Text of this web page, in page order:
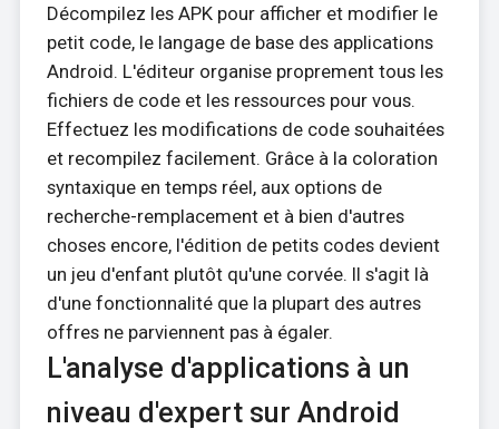
Décompilez les APK pour afficher et modifier le
petit code, le langage de base des applications
Android. L'éditeur organise proprement tous les
fichiers de code et les ressources pour vous.
Effectuez les modifications de code souhaitées
et recompilez facilement. Grâce à la coloration
syntaxique en temps réel, aux options de
recherche-remplacement et à bien d'autres
choses encore, l'édition de petits codes devient
un jeu d'enfant plutôt qu'une corvée. Il s'agit là
d'une fonctionnalité que la plupart des autres
offres ne parviennent pas à égaler.
L'analyse d'applications à un
niveau d'expert sur Android